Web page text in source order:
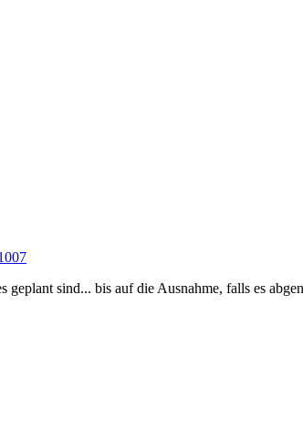
geplant sind... bis auf die Ausnahme, falls es